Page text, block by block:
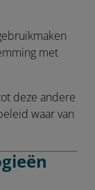
met
deze andere
waar van